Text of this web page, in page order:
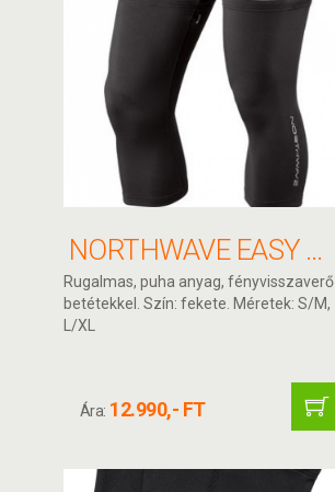
NORTHWAVE EASY TÉLI LÁBMELEGÍTŐ
Rugalmas, puha anyag, fényvisszaverő
betétekkel. Szín: fekete. Méretek: S/M,
L/XL
Ára: 12.990,- FT